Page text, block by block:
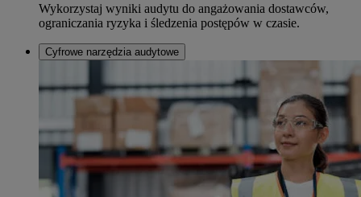
Wykorzystaj wyniki audytu do angażowania dostawców,
ograniczania ryzyka i śledzenia postępów w czasie.
Cyfrowe narzędzia audytowe